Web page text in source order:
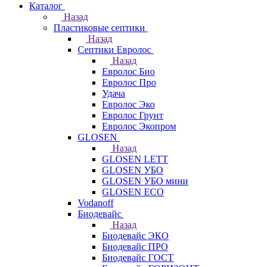
Каталог
Назад
Пластиковые септики
Назад
Септики Евролос
Назад
Евролос Био
Евролос Про
Удача
Евролос Эко
Евролос Грунт
Евролос Экопром
GLOSEN
Назад
GLOSEN LETT
GLOSEN УБО
GLOSEN УБО мини
GLOSEN ECO
Vodanoff
Биодевайс
Назад
Биодевайс ЭКО
Биодевайс ПРО
Биодевайс ГОСТ